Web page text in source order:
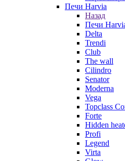
Печи Harvia
Назад
Печи
Delta
Trendi
Club
The wall
Cilindro
Senator
Moderna
Vega
Topclass
Forte
Hidden
Profi
Legend
Virta